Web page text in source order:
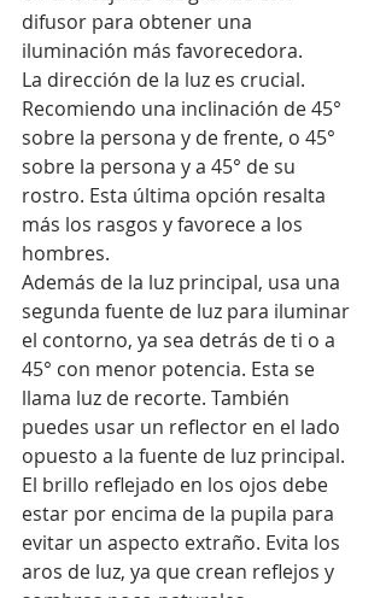
difusor para obtener una
iluminación más favorecedora.
La dirección de la luz es crucial.
Recomiendo una inclinación de 45°
sobre la persona y de frente, o 45°
sobre la persona y a 45° de su
rostro. Esta última opción resalta
más los rasgos y favorece a los
hombres.
Además de la luz principal, usa una
segunda fuente de luz para iluminar
el contorno, ya sea detrás de ti o a
45° con menor potencia. Esta se
llama luz de recorte. También
puedes usar un reflector en el lado
opuesto a la fuente de luz principal.
El brillo reflejado en los ojos debe
estar por encima de la pupila para
evitar un aspecto extraño. Evita los
aros de luz, ya que crean reflejos y